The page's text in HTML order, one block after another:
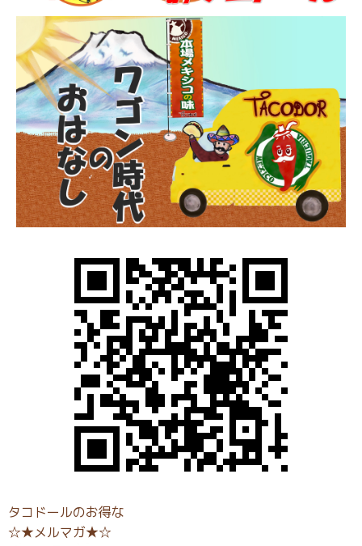
タコドールのお得な
☆★メルマガ★☆